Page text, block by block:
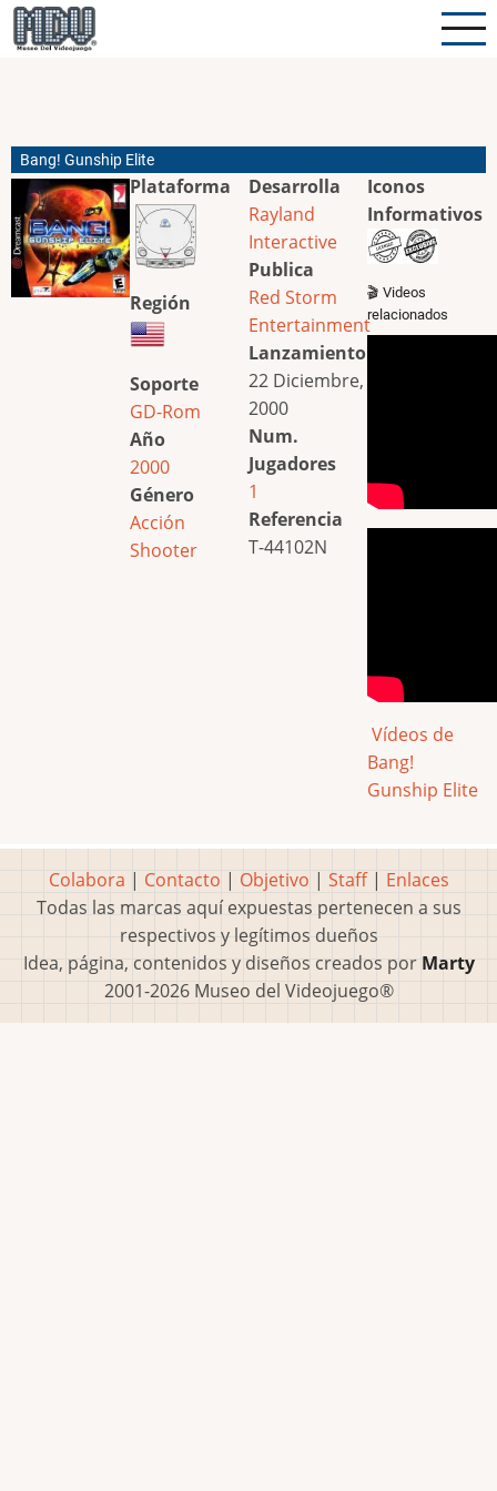
Pasar
al
Bang! Gunship Elite
Plataforma
Región
Soporte
GD-Rom
Año
2000
Género
Acción
Shooter
Desarrolla
Rayland
Interactive
Publica
Red Storm
Entertainment
Lanzamiento
22 Diciembre,
2000
Num.
Jugadores
1
Referencia
T-44102N
Iconos
Informativos
🎬 Videos
relacionados
Vídeos de
Bang!
Gunship Elite
Colabora | Contacto | Objetivo | Staff| Enlaces
Todas las marcas aquí expuestas pertenecen a sus
respectivos y legítimos dueños
Idea, página, contenidos y diseños creados por Marty
2001-2026 Museo del Videojuego®